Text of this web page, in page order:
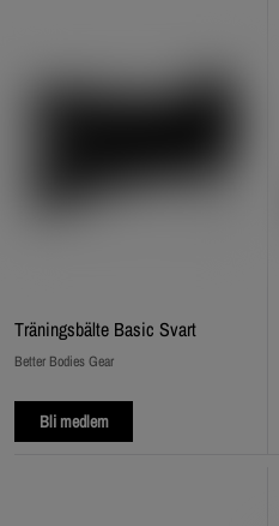
Träningsbälte Basic Svart
Better Bodies Gear
Bli medlem